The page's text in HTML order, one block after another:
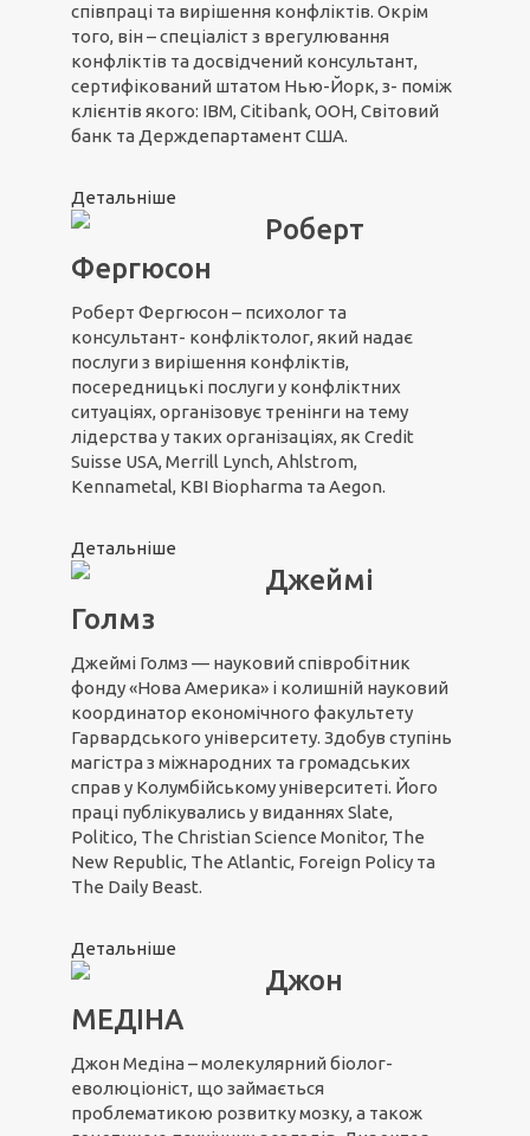
співпраці та вирішення конфліктів. Окрім
того, він – спеціаліст з врегулювання
конфліктів та досвідчений консультант,
сертифікований штатом Нью-Йорк, з- поміж
клієнтів якого: IBM, Citibank, ООН, Світовий
банк та Держдепартамент США.
Детальніше
Роберт
Фергюсон
Роберт Фергюсон – психолог та
консультант- конфліктолог, який надає
послуги з вирішення конфліктів,
посередницькі послуги у конфліктних
ситуаціях, організовує тренінги на тему
лідерства у таких організаціях, як Credit
Suisse USA, Merrill Lynch, Ahlstrom,
Kennametal, KBI Biopharma та Aegon.
Детальніше
Джеймі
Голмз
Джеймі Голмз — науковий співробітник
фонду «Нова Америка» і колишній науковий
координатор економічного факультету
Гарвардського університету. Здобув ступінь
магістра з міжнародних та громадських
справ у Колумбійському університеті. Його
праці публікувались у виданнях Slate,
Politico, The Christian Science Monitor, The
New Republic, The Atlantic, Foreign Policy та
The Daily Beast.
Детальніше
Джон
МЕДІНА
Джон Медіна – молекулярний біолог-
еволюціоніст, що займається
проблематикою розвитку мозку, а також